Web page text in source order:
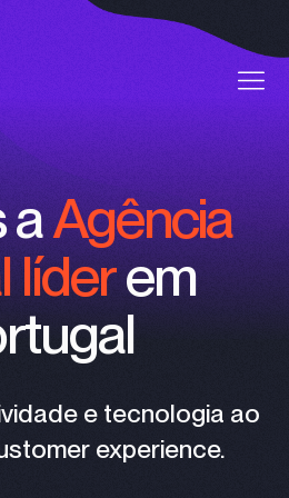
Somos
Vagas
aAgência
líderem
e tecnologia ao
experience.